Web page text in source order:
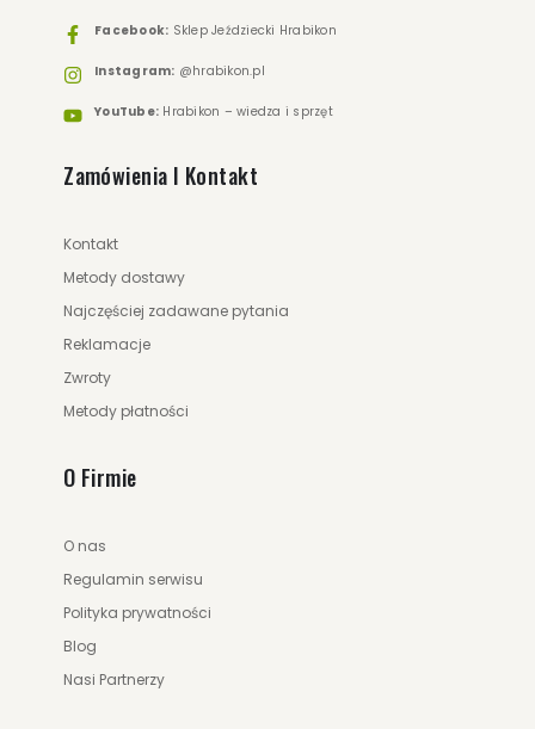
Facebook: Sklep Jeździecki Hrabikon
Instagram: @hrabikon.pl
YouTube: Hrabikon – wiedza i sprzęt
Zamówienia I Kontakt
Kontakt
Metody dostawy
Najczęściej zadawane pytania
Reklamacje
Zwroty
Metody płatności
O Firmie
O nas
Regulamin serwisu
Polityka prywatności
Blog
Nasi Partnerzy